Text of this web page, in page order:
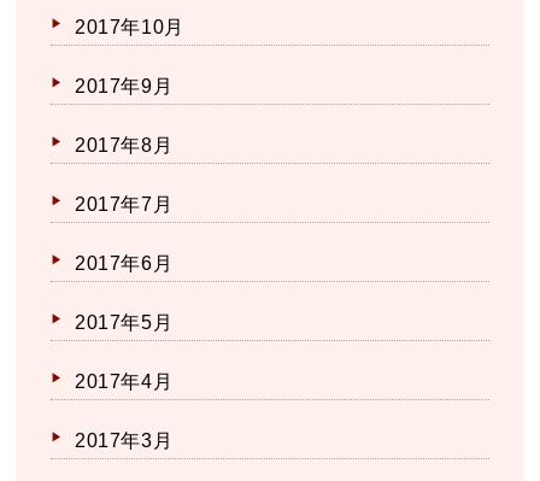
2017年10月
2017年9月
2017年8月
2017年7月
2017年6月
2017年5月
2017年4月
2017年3月